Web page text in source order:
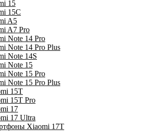
15
15C
A5
A7 Pro
Note 14 Pro
Note 14 Pro Plus
Note 14S
Note 15
Note 15 Pro
Note 15 Pro Plus
15T
15T Pro
17
17 Ultra
Xiaomi 17Т